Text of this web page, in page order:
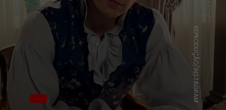
REPRODUÇÃO/INSTAGRAM